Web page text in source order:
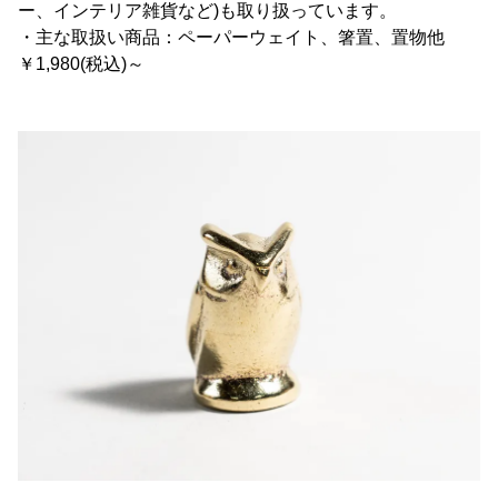
ー、インテリア雑貨など)も取り扱っています。
・主な取扱い商品：ペーパーウェイト、箸置、置物他
￥1,980(税込)～